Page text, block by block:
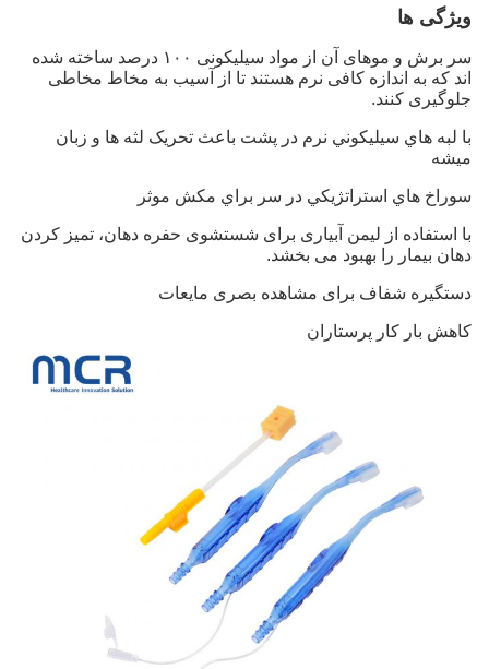
ویژگی ها
سر برش و موهای آن از مواد سیلیکونی ۱۰۰ درصد ساخته شده
اند که به اندازه کافی نرم هستند تا از آسیب به مخاط مخاطی
جلوگیری کنند.
با لبه هاي سيليکوني نرم در پشت باعث تحریک لثه ها و زبان
ميشه
سوراخ هاي استراتژيکي در سر براي مکش موثر
با استفاده از لیمن آبیاری برای شستشوی حفره دهان، تمیز کردن
دهان بیمار را بهبود می بخشد.
دستگیره شفاف برای مشاهده بصری مایعات
کاهش بار کار پرستاران